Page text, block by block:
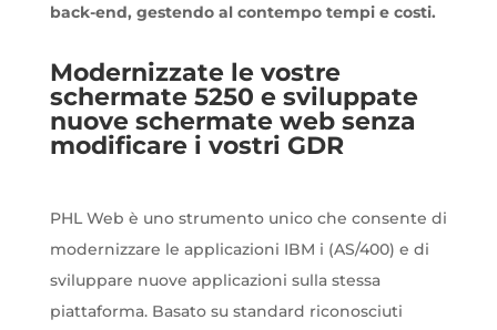
back-end, gestendo al contempo tempi e costi.
Modernizzate le vostre
schermate 5250 e sviluppate
nuove schermate web senza
modificare i vostri GDR
PHL Web è uno strumento unico che consente di
modernizzare le applicazioni IBM i (AS/400) e di
sviluppare nuove applicazioni sulla stessa
piattaforma. Basato su standard riconosciuti